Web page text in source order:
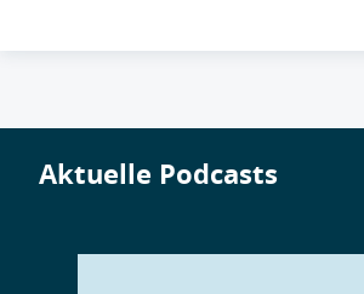
Aktuelle Podcasts